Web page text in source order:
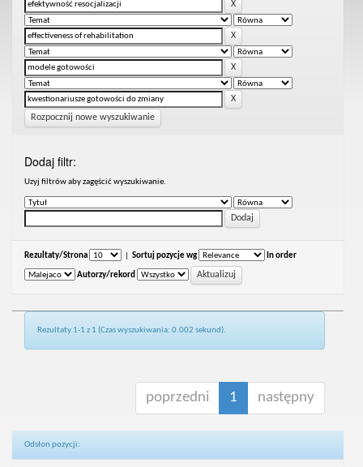
Rozpocznij nowe wyszukiwanie
Dodaj filtr:
Uzyj filtrów aby zagęścić wyszukiwanie.
Rezultaty/Strona Sortuj pozycje wg In order
Autorzy/rekord
Rezultaty 1-1 z 1 (Czas wyszukiwania: 0.002 sekund).
poprzedni 1 następny
Odsłon pozycji: